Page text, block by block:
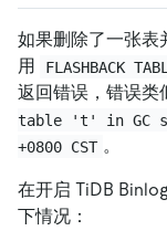
如果删除了一张
用
FLASHBACK
返回错误，错误类
table 't' in GC
+0800 CST 。
在开启 TiDB
下情况：